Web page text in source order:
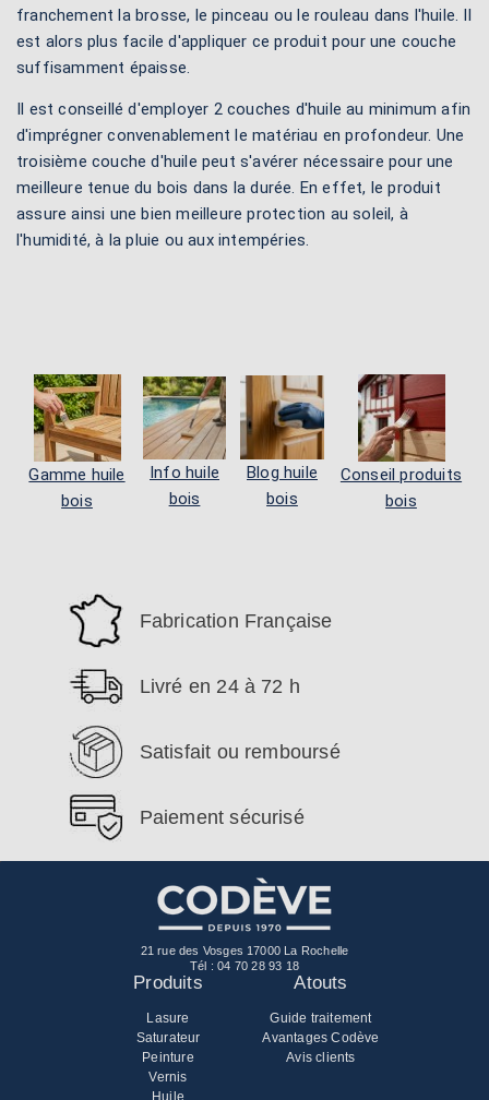
franchement la brosse, le pinceau ou le rouleau dans l'huile. Il
est alors plus facile d'appliquer ce produit pour une couche
suffisamment épaisse.
Il est conseillé d'employer 2 couches d'huile au minimum afin
d'imprégner convenablement le matériau en profondeur. Une
troisième couche d'huile peut s'avérer nécessaire pour une
meilleure tenue du bois dans la durée. En effet, le produit
assure ainsi une bien meilleure protection au soleil, à
l'humidité, à la pluie ou aux intempéries.
Gamme huile
bois
Info huile
bois
Blog huile
bois
Conseil produits
bois
Fabrication Française
Livré en 24 à 72 h
Satisfait ou remboursé
Paiement sécurisé
21 rue des Vosges 17000 La Rochelle
Tél :04 70 28 93 18
Produits
Lasure
Saturateur
Peinture
Vernis
Huile
Atouts
Guide traitement
Avantages Codève
Avis clients